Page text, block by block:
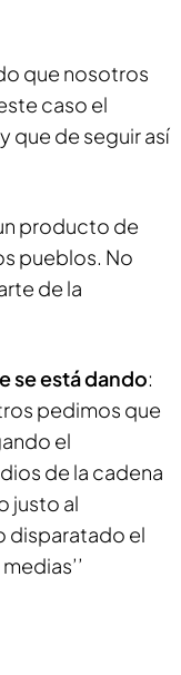
que nosotros
caso el
que de seguir así
producto de
pueblos. No
de la
se está dando:
pedimos que
el
de la cadena
justo al
disparatado el